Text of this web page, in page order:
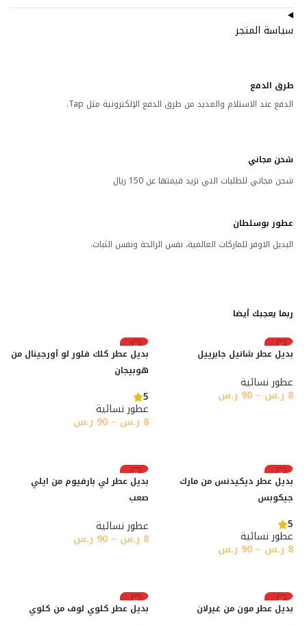
سياسة المتجر
طرق الدفع
الدفع عند الاستلام والعديد من طرق الدفع الإلكترونية مثل Tap.
شحن مجاني
شحن مجاني للطلبات التي تزيد قيمتها عن 150 ريال
عطور بوسلطان
البديل الاوفر للماركات العالمية، نفس الرائحة ونفس الثبات.
ربما يعجبك أيضا
رائج
بديل عطر شانيل جابرييل
عطور نسائية
8 ر.س –
90 ر.س
رائج
بديل عطر كلك فلور لو أورجينال من
هوبيجان
5
عطور نسائية
8 ر.س –
90 ر.س
رائج
بديل عطر ديكيدنس من مارك
جيكوبس
5
عطور نسائية
8 ر.س –
90 ر.س
رائج
بديل عطر لي بارفيوم من ايلي
صعب
عطور نسائية
8 ر.س –
90 ر.س
رائج
بديل عطر مون من غيرلان رائج
بديل عطر كلوي لوف من كلوي